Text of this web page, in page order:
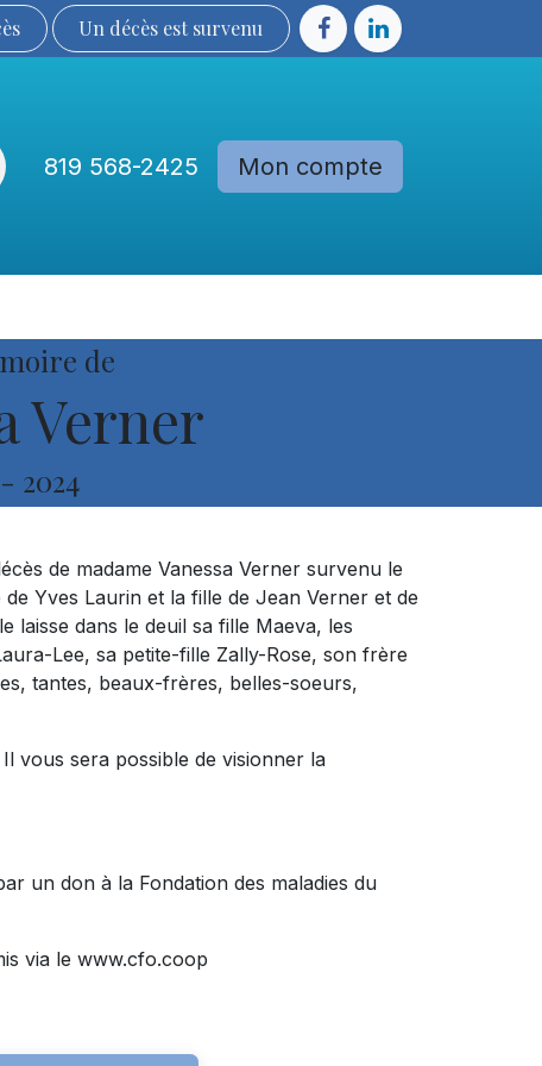
Un décès est sur​​​​​​​​ve​nu​​​​​​​​​​
819 568-2425 Mon compte
de
Verner
- 2024
de madame Vanessa Verner survenu le
Yves Laurin et la fille de Jean Verner et de
laisse dans le deuil sa fille Maeva, les
Lee, sa petite-fille Zally-Rose, son frère
tantes, beaux-frères, belles-soeurs,
vous sera possible de visionner la
un don à la Fondation des maladies du
via le www.cfo.coop